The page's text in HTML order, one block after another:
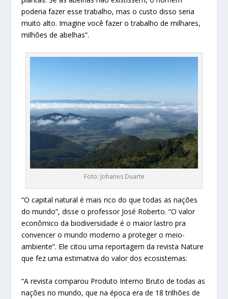
poderia fazer esse trabalho, mas o custo disso seria
muito alto. Imagine você fazer o trabalho de milhares,
milhões de abelhas”.
Foto: Johanes Duarte
“O capital natural é mais rico do que todas as nações
do mundo”, disse o professor José Roberto. “O valor
econômico da biodiversidade é o maior lastro pra
convencer o mundo moderno a proteger o meio-
ambiente”. Ele citou uma reportagem da revista Nature
que fez uma estimativa do valor dos ecosistemas:
“A revista comparou Produto Interno Bruto de todas as
nações no mundo, que na época era de 18 trilhões de